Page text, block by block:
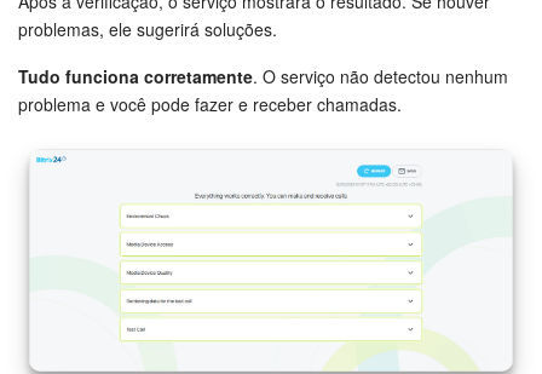
problemas, ele sugerirá soluções.
Tudo funciona corretamente. O serviço não detectou nenhum
problema e você pode fazer e receber chamadas.